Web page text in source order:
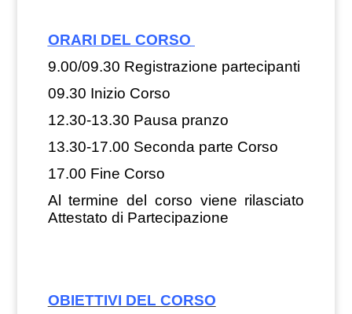
ORARI DEL CORSO
9.00/09.30 Registrazione partecipanti
09.30 Inizio Corso
12.30-13.30 Pausa pranzo
13.30-17.00 Seconda parte Corso
17.00 Fine Corso
Al termine del corso viene rilasciato
Attestato di Partecipazione
OBIETTIVI DEL CORSO